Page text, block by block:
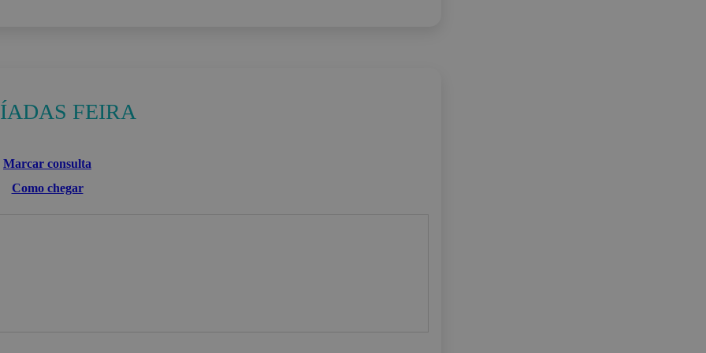
FEIRA
Marcar consulta
Como chegar